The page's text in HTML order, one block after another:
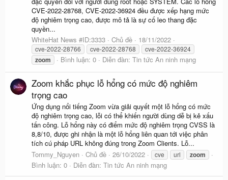
CVE-2022-28768, CVE-2022-36924 đều được xếp hạng mức
độ nghiêm trọng cao, được mô tả là sự cố leo thang đặc
quyền...
WhiteHat News #ID:3333
Chủ đề 18/11/2022
cve-2022-28766 cve-2022-28768 cve-2022-36924
zoom Bình luận: 0 Diễn đàn: Tin tức An ninh mạng
Zoom khắc phục lỗ hổng có mức độ nghiêm
trọng cao
Ứng dụng nổi tiếng Zoom vừa giải quyết một lỗ hổng có mức
độ nghiêm trọng cao, lỗi có thể khiến người dùng dễ bị kẻ xấu
tấn công. Lỗ hổng này có điểm mức độ nghiêm trọng CVSS là
8,8/10, được ghi nhận là một lỗ hổng liên quan tới việc phân
tích cú pháp URL không đúng trong Zoom Clients. Lỗ...
Tommy_Nguyen
Chủ đề 26/10/2022 cve url zoom
Bình luận: 0 Diễn đàn: Tin tức An ninh mạng